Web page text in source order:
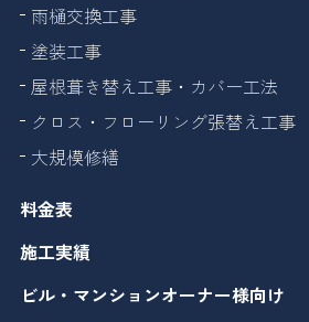
雨樋交換工事
塗装工事
屋根葺き替え工事・カバー工法
クロス・フローリング張替え工事
大規模修繕
料金表
施工実績
ビル・マンションオーナー様向け